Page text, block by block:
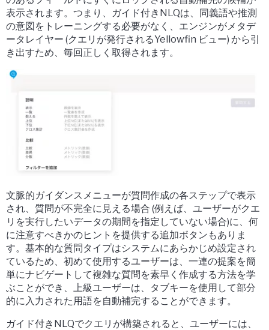
表示されます。つまり、ガイド付きNLQは、同義語や推測
の意図をトレーニングする必要がなく、エンジンがメタデ
ータレイヤー (クエリが発行されるYellowfin ビュー) から引
き出すため、毎回正しく取得されます。
文脈的ガイダンスメニューが質問作成の各ステップで表示
され、質問が不完全に見える場合 (例えば、ユーザーがクエ
リを実行したいデータの期間を指定していない場合)に、何
に注意すべきかのヒントを提供する追加ボタンもありま
す。基本的な質問タイプはシステムにあらかじめ設定され
ているため、初めて使用するユーザーは、一連の提案を簡
単にナビゲートして複雑な質問を素早く作成する方法を学
ぶことができ、上級ユーザーは、タブキーを使用して部分
的に入力された用語を自動補完することができます。
ガイド付きNLQでクエリが構築されると、ユーザーには、